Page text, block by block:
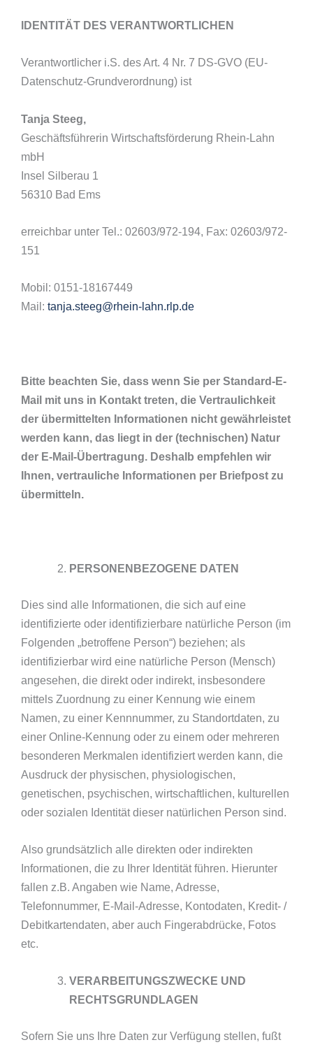
IDENTITÄT DES VERANTWORTLICHEN
Verantwortlicher i.S. des Art. 4 Nr. 7 DS-GVO (EU-
Datenschutz-Grundverordnung) ist
Tanja Steeg,
Geschäftsführerin Wirtschaftsförderung Rhein-Lahn
mbH
Insel Silberau 1
56310 Bad Ems
erreichbar unter Tel.: 02603/972-194, Fax: 02603/972-
151
Mobil: 0151-18167449
Mail: tanja.steeg@rhein-lahn.rlp.de
Bitte beachten Sie, dass wenn Sie per Standard-E-
Mail mit uns in Kontakt treten, die Vertraulichkeit
der übermittelten Informationen nicht gewährleistet
werden kann, das liegt in der (technischen) Natur
der E-Mail-Übertragung. Deshalb empfehlen wir
Ihnen, vertrauliche Informationen per Briefpost zu
übermitteln.
PERSONENBEZOGENE DATEN
Dies sind alle Informationen, die sich auf eine
identifizierte oder identifizierbare natürliche Person (im
Folgenden „betroffene Person“) beziehen; als
identifizierbar wird eine natürliche Person (Mensch)
angesehen, die direkt oder indirekt, insbesondere
mittels Zuordnung zu einer Kennung wie einem
Namen, zu einer Kennnummer, zu Standortdaten, zu
einer Online-Kennung oder zu einem oder mehreren
besonderen Merkmalen identifiziert werden kann, die
Ausdruck der physischen, physiologischen,
genetischen, psychischen, wirtschaftlichen, kulturellen
oder sozialen Identität dieser natürlichen Person sind.
Also grundsätzlich alle direkten oder indirekten
Informationen, die zu Ihrer Identität führen. Hierunter
fallen z.B. Angaben wie Name, Adresse,
Telefonnummer, E-Mail-Adresse, Kontodaten, Kredit- /
Debitkartendaten, aber auch Fingerabdrücke, Fotos
etc.
VERARBEITUNGSZWECKE UND
RECHTSGRUNDLAGEN
Sofern Sie uns Ihre Daten zur Verfügung stellen, fußt